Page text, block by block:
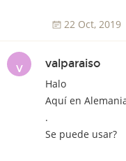
22 Oct, 2019
V
valparaiso
Halo
Aquí en
.
Se puede usar?